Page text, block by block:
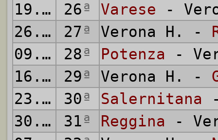
19.03.
1967
26ª Varese -
26.03.
1967
27ª Verona H. -
09.04.
1967
28ª Potenza -
16.04.
1967
29ª Verona H. -
23.04.
1967
30ª Salernitana
30.04.
1967
31ª Reggina -